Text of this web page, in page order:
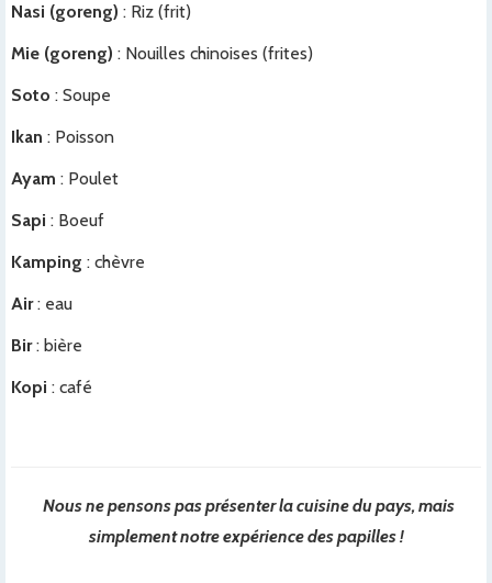
Nasi (goreng) : Riz (frit)
Mie (goreng) : Nouilles chinoises (frites)
Soto : Soupe
Ikan : Poisson
Ayam : Poulet
Sapi : Boeuf
Kamping : chèvre
Air: eau
Bir: bière
Kopi : café
Nous ne pensons pas présenter la cuisine du pays, mais
simplement notre expérience des papilles !